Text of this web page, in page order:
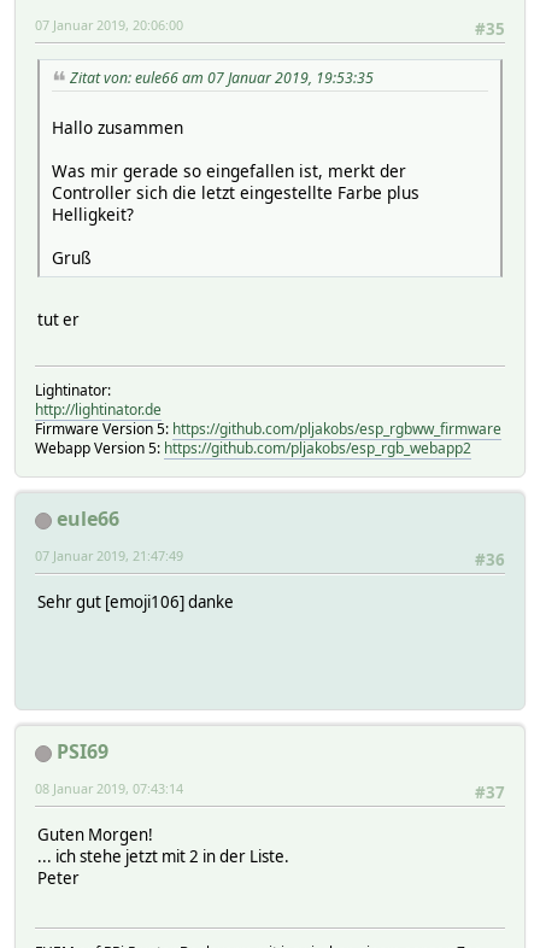
#35
07 Januar 2019, 20:06:00
Zitat von: eule66 am 07 Januar 2019, 19:53:35
Hallo zusammen
Was mir gerade so eingefallen ist, merkt der
Controller sich die letzt eingestellte Farbe plus
Helligkeit?
Gruß
tut er
Lightinator:
http://lightinator.de
Firmware Version 5: https://github.com/pljakobs/esp_rgbww_firmware
Webapp Version 5: https://github.com/pljakobs/esp_rgb_webapp2
eule66
#36
07 Januar 2019, 21:47:49
Sehr gut [emoji106] danke
PSI69
#37
08 Januar 2019, 07:43:14
Guten Morgen!
... ich stehe jetzt mit 2 in der Liste.
Peter